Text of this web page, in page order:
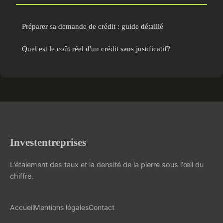
Préparer sa demande de crédit : guide détaillé
Quel est le coût réel d'un crédit sans justificatif?
Investentreprises
L'étalement des taux et la densité de la pierre sous l'œil du
chiffre.
AccueilMentions légalesContact